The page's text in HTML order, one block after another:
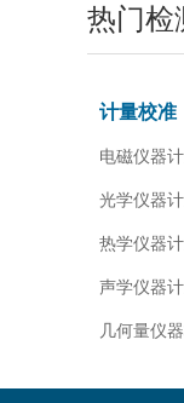
热门检
计量校准
电磁仪器
光学仪器
热学仪器
声学仪器
几何量仪